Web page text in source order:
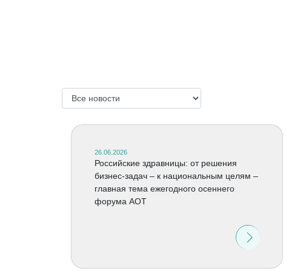
26.06.2026
Российские здравницы: от решения
бизнес-задач – к национальным целям –
главная тема ежегодного осеннего
форума АОТ